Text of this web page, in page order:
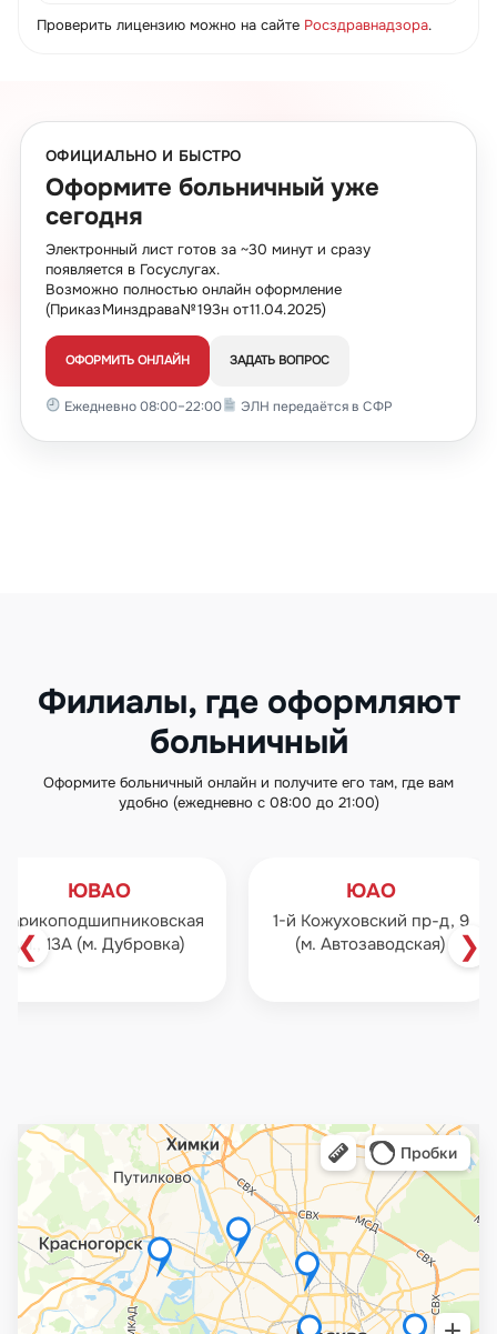
Проверить лицензию можно на сайте Росздравнадзора.
ОФИЦИАЛЬНО И БЫСТРО
Оформите больничный уже
сегодня
Электронный лист готов за ~30 минут и сразу
появляется в Госуслугах.
Возможно полностью онлайн оформление
(Приказ Минздрава № 193н от 11.04.2025)
ОФОРМИТЬ ОНЛАЙН ЗАДАТЬ ВОПРОС
Ежедневно 08:00–22:00 ЭЛН передаётся в СФР
Филиалы, где оформляют
больничный
Оформите больничный онлайн и получите его там, где вам
удобно (ежедневно с 08:00 до 21:00)
❮
ЮВАО
ул., 13А (м. Дубровка)
ЮАО
1-й Кожуховский пр-д, 9
(м. Автозаводская)
❯